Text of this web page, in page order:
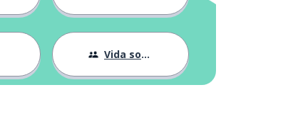
Vida social